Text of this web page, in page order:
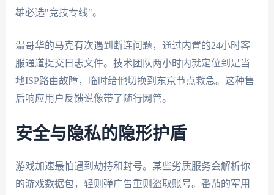
雄必选"竞技专线"。
温哥华的马克有次遇到断连问题，通过内置的24小时客
服通道提交日志文件。技术团队两小时内就定位到是当
地ISP路由故障，临时给他切换到东京节点救急。这种售
后响应用户反馈说像带了随行网管。
安全与隐私的隐形护盾
游戏加速最怕遇到劫持和封号。某些劣质服务会解析你
的游戏数据包，轻则弹广告重则盗取账号。番茄的军用